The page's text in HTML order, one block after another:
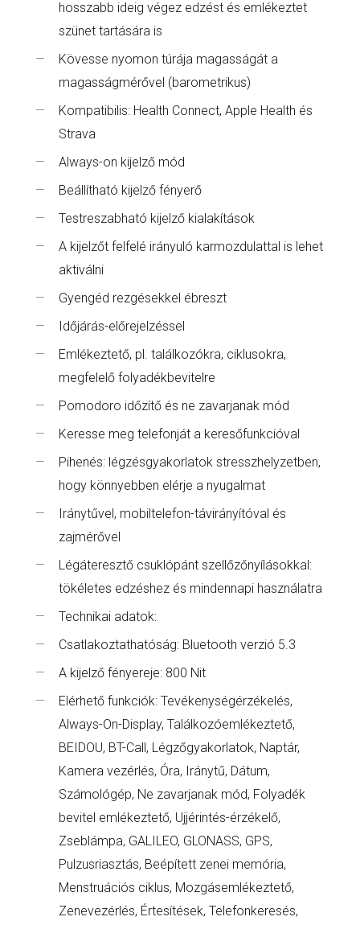
hosszabb ideig végez edzést és emlékeztet
szünet tartására is
Kövesse nyomon túrája magasságát a
magasságmérővel (barometrikus)
Kompatibilis: Health Connect, Apple Health és
Strava
Always-on kijelző mód
Beállítható kijelző fényerő
Testreszabható kijelző kialakítások
A kijelzőt felfelé irányuló karmozdulattal is lehet
aktiválni
Gyengéd rezgésekkel ébreszt
Időjárás-előrejelzéssel
Emlékeztető, pl. találkozókra, ciklusokra,
megfelelő folyadékbevitelre
Pomodoro időzítő és ne zavarjanak mód
Keresse meg telefonját a keresőfunkcióval
Pihenés: légzésgyakorlatok stresszhelyzetben,
hogy könnyebben elérje a nyugalmat
Iránytűvel, mobiltelefon-távirányítóval és
zajmérővel
Légáteresztő csuklópánt szellőzőnyílásokkal:
tökéletes edzéshez és mindennapi használatra
Technikai adatok:
Csatlakoztathatóság: Bluetooth verzió 5.3
A kijelző fényereje: 800 Nit
Elérhető funkciók: Tevékenységérzékelés,
Always-On-Display, Találkozóemlékeztető,
BEIDOU, BT-Call, Légzőgyakorlatok, Naptár,
Kamera vezérlés, Óra, Iránytű, Dátum,
Számológép, Ne zavarjanak mód, Folyadék
bevitel emlékeztető, Ujjérintés-érzékelő,
Zseblámpa, GALILEO, GLONASS, GPS,
Pulzusriasztás, Beépített zenei memória,
Menstruációs ciklus, Mozgásemlékeztető,
Zenevezérlés, Értesítések, Telefonkeresés,